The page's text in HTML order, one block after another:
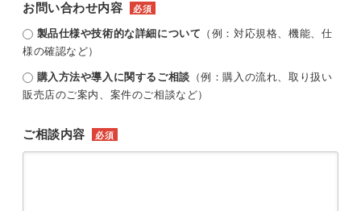
お問い合わせ内容 必須
製品仕様や技術的な詳細について （例：対応規格、機能、仕
様の確認など）
購入方法や導入に関するご相談 （例：購入の流れ、取り扱い
販売店のご案内、案件のご相談など）
ご相談内容 必須